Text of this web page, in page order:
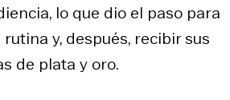
lo que dio el paso para
y, después, recibir sus
de plata y oro.